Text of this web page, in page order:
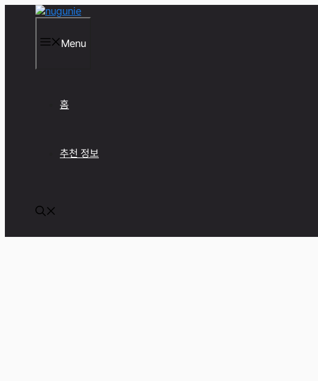
Menu
홈
추천 정보